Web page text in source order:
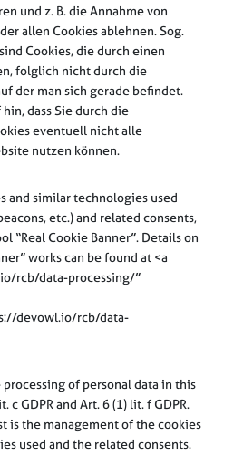
und z. B. die Annahme von
allen Cookies ablehnen. Sog.
Cookies, die durch einen
folglich nicht durch die
der man sich gerade befindet.
dass Sie durch die
eventuell nicht alle
nutzen können.
and similar technologies used
etc.) and related consents,
“Real Cookie Banner”. Details on
works can be found at <a
rcb/data-processing/”
devowl.io/rcb/data-
of personal data in this
c GDPR and Art. 6 (1) lit. f GDPR.
is the management of the cookies
used and the related consents.